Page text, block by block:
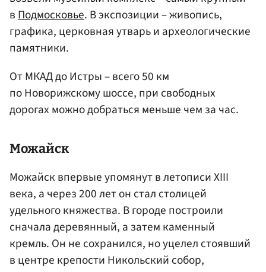
вПодмосковье. В экспозиции – живопись,
графика, церковная утварь и археологические
памятники.
От МКАД до Истры – всего 50 км
по Новорижскому шоссе, при свободных
дорогах можно добраться меньше чем за час.
Можайск
Можайск впервые упомянут в летописи XIII
века, а через 200 лет он стал столицей
удельного княжества. В городе построили
сначала деревянный, а затем каменный
кремль. Он не сохранился, но уцелел стоявший
в центре крепости Никольский собор,